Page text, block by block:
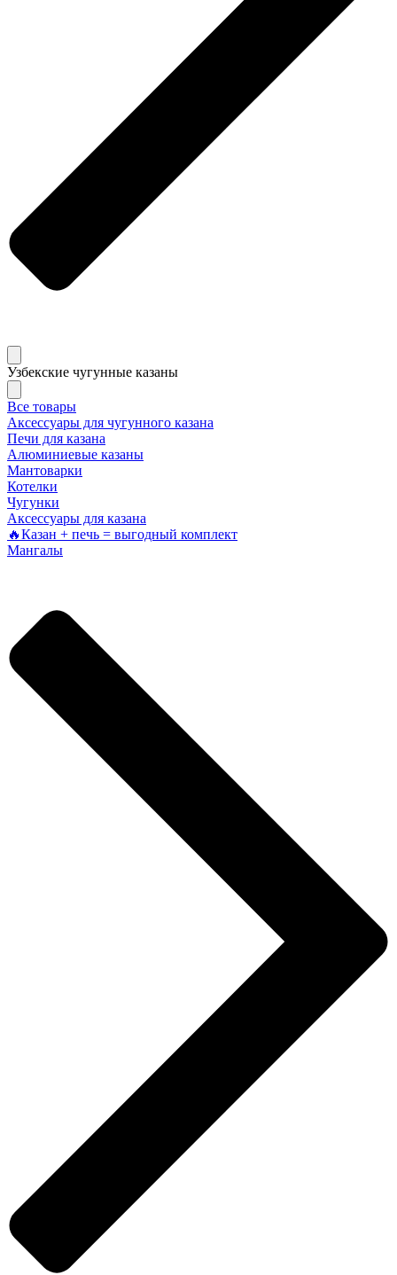
Узбекские чугунные казаны
Все товары
Аксессуары для чугунного казана
Печи для казана
Алюминиевые казаны
Мантоварки
Котелки
Чугунки
Аксессуары для казана
🔥Казан + печь = выгодный комплект
Мангалы